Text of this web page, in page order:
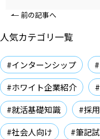
前の記事へ
人気カテゴリ一覧
#インターンシップ
#ホワイト企業紹介
#就活基礎知識
#採
#社会人向け
#筆記